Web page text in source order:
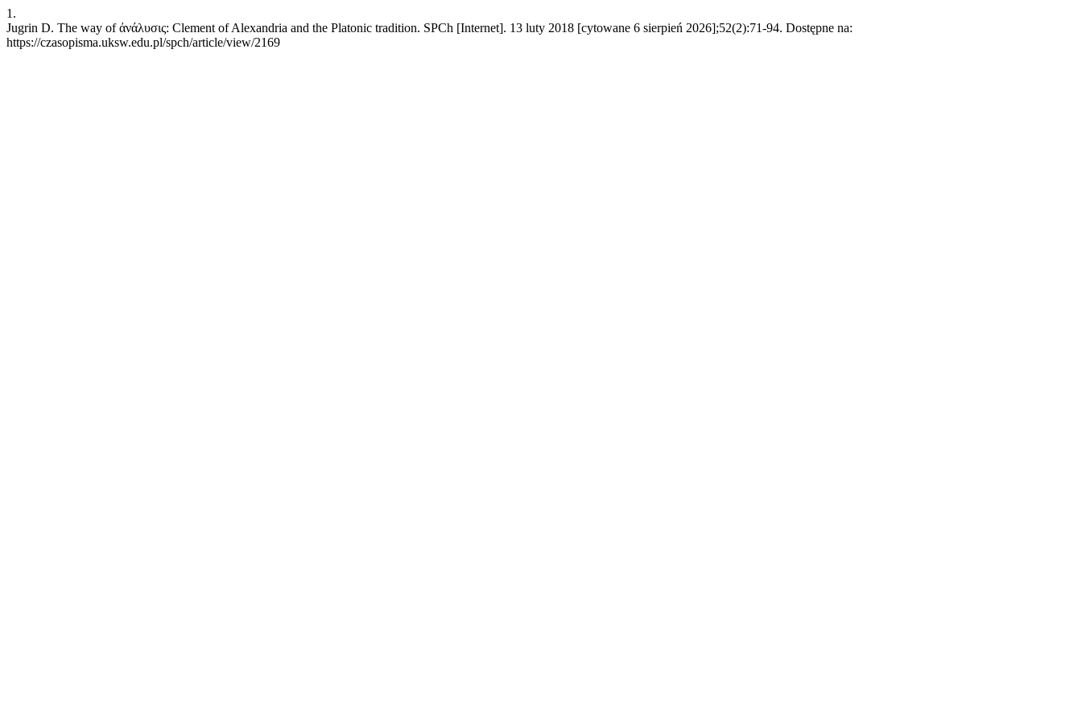
1.
Jugrin D. The way of ἀνάλυσις: Clement of Alexandria and the Platonic tradition. SPCh [Internet]. 13 luty 2018 [cytowane 6 sierpień 2026];52(2):71-94. Dostępne na:
https://czasopisma.uksw.edu.pl/spch/article/view/2169